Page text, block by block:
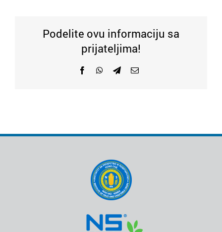
Podelite ovu informaciju sa
prijateljima!
FacebookWhatsApp
TelegramEmail